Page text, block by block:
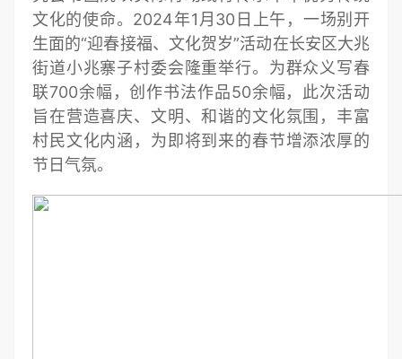
文化的使命。2024年1月30日上午，一场别开
生面的“迎春接福、文化贺岁”活动在长安区大兆
街道小兆寨子村委会隆重举行。为群众义写春
联700余幅，创作书法作品50余幅，此次活动
旨在营造喜庆、文明、和谐的文化氛围，丰富
村民文化内涵，为即将到来的春节增添浓厚的
节日气氛。